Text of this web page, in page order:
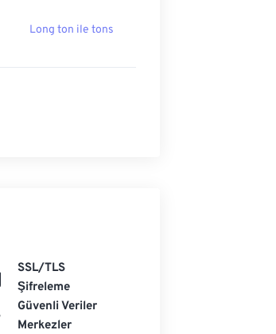
Long ton ile tons
SSL/TLS
Şifreleme
Güvenli Veriler
Merkezler